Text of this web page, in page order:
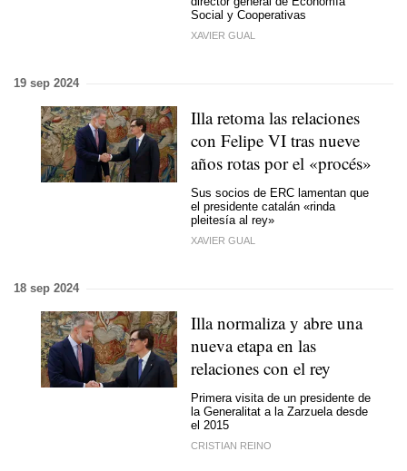
Social y Cooperativas
XAVIER GUAL
19 sep 2024
Illa retoma las relaciones
con Felipe VI tras nueve
años rotas por el «procés»
Sus socios de ERC lamentan que
el presidente catalán «rinda
pleitesía al rey»
XAVIER GUAL
18 sep 2024
Illa normaliza y abre una
nueva etapa en las
relaciones con el rey
Primera visita de un presidente de
la Generalitat a la Zarzuela desde
el 2015
CRISTIAN REINO